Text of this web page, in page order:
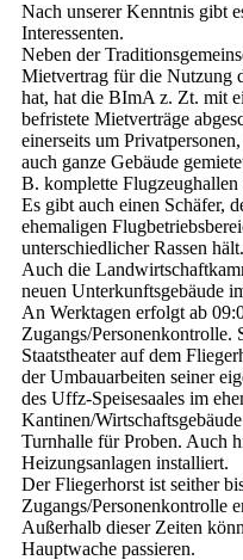
Nach unserer Kenntnis gibt
Interessenten.
Neben der
Mietvertrag für die Nutzung
hat, hat die BImA z. Zt. mit
befristete Mietverträge
einerseits um
auch ganze Gebäude
B. komplette Flugzeughallen
Es gibt auch einen Schäfer,
ehemaligen
unterschiedlicher Rassen hält.
Auch die
neuen Unterkunftsgebäude
An Werktagen erfolgt ab
Zugangs/Personenkontrolle.
Staatstheater auf dem
der Umbauarbeiten seiner
des Uffz-Speisesaales im
Kantinen/
Turnhalle für Proben. Auch
Heizungsanlagen installiert.
Der Fliegerhorst ist seither
Zugangs/Personenkontrolle
Außerhalb dieser Zeiten
Hauptwache passieren.